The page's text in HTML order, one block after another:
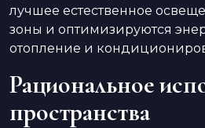
лучшее естественное
зоны и оптимизируются
отопление и
Рациональное
пространства